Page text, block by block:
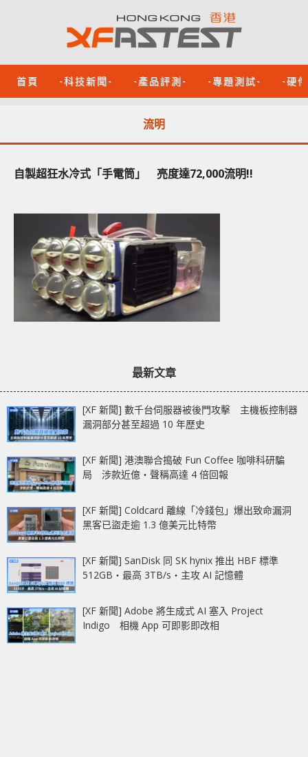
首頁 -科技新聞- -產品評測- -專題測試- -硬
流明
自製超狂水冷式「手電筒」 亮度達72,000流明!!
最新文章
[XF 新聞] 數千台伺服器被後門攻擊 主機板控制器
漏洞部分甚至超過 10 年歷史
[XF 新聞] 港澳聯合搗破 Fun Coffee 咖啡科研騙
局 涉款近億‧聲稱高達 4 倍回報
[XF 新聞] Coldcard 離線「冷錢包」爆出致命漏洞
黑客已盜走逾 1.3 億美元比特幣
[XF 新聞] SanDisk 同 SK hynix 推出 HBF 標準
512GB‧最高 3TB/s‧主攻 AI 記憶體
[XF 新聞] Adobe 將生成式 AI 塞入 Project
Indigo 相機 App 可即影即改相